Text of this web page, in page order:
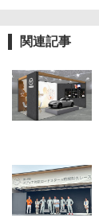
関連記事